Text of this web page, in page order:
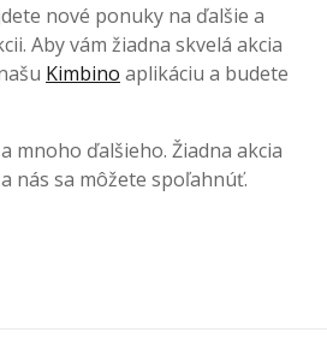
nové ponuky na ďalšie a
Aby vám žiadna skvelá akcia
Kimbino aplikáciu a budete
mnoho ďalšieho. Žiadna akcia
nás sa môžete spoľahnúť.